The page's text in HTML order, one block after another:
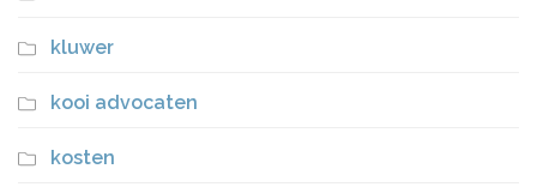
kluwer
kooi advocaten
kosten